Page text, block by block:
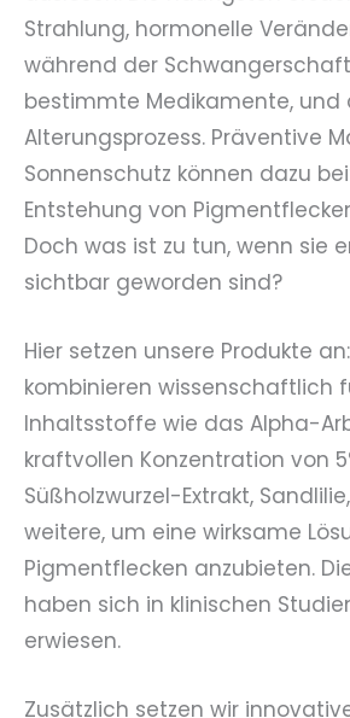
Strahlung, hormonelle
während der
bestimmte Medikamente, und
Alterungsprozess. Präventive
Sonnenschutz können dazu
Entstehung von
Doch was ist zu tun, wenn sie
sichtbar geworden sind?
Hier setzen unsere Produkte
kombinieren wissenschaftlich
Inhaltsstoffe wie das Alpha-
kraftvollen Konzentration von
Süßholzwurzel-Extrakt,
weitere, um eine wirksame
Pigmentflecken anzubieten.
haben sich in klinischen
erwiesen.
Zusätzlich setzen wir